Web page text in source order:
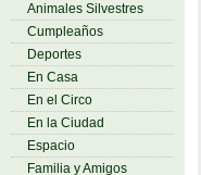
Animales Silvestres
Cumpleaños
Deportes
En Casa
En el Circo
En la Ciudad
Espacio
Familia y Amigos